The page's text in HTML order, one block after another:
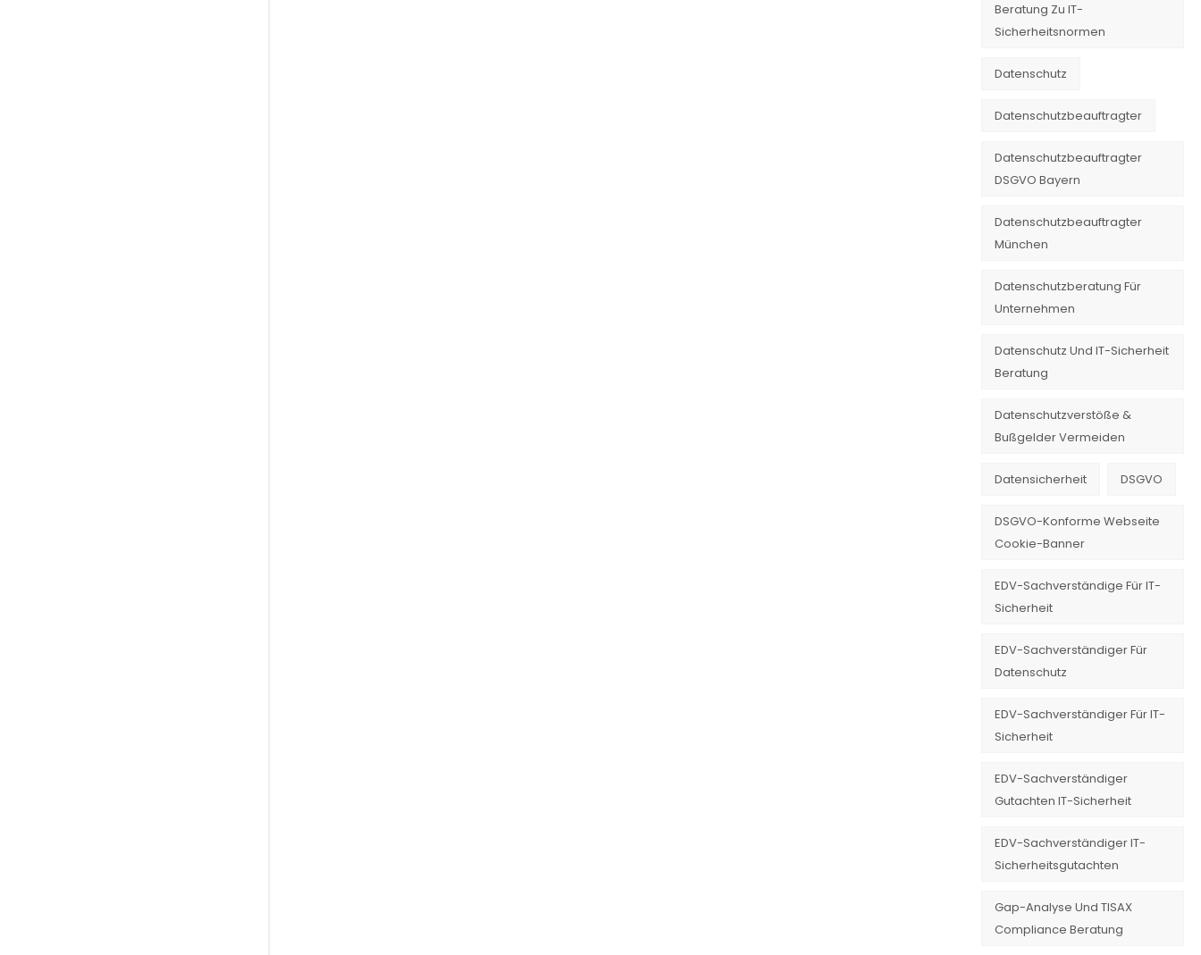
Beratung Zu IT-
Sicherheitsnormen
Datenschutz
Datenschutzbeauftragter
Datenschutzbeauftragter
DSGVO Bayern
Datenschutzbeauftragter
München
Datenschutzberatung Für
Unternehmen
Datenschutz Und IT-Sicherheit
Beratung
Datenschutzverstöße &
Bußgelder Vermeiden
Datensicherheit DSGVO
DSGVO-Konforme Webseite
Cookie-Banner
EDV-Sachverständige Für IT-
Sicherheit
EDV-Sachverständiger Für
Datenschutz
EDV-Sachverständiger Für IT-
Sicherheit
EDV-Sachverständiger
Gutachten IT-Sicherheit
EDV-Sachverständiger IT-
Sicherheitsgutachten
Gap-Analyse Und TISAX
Compliance Beratung